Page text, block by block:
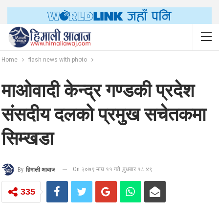
Home flash news with photo
माओवादी केन्द्र गण्डकी प्रदेश
संसदीय दलको प्रमुख सचेतकमा
सिम्खडा
By हिमाली आवाज On २०७९ माघ ११ गते ,बुधबार १८:४९
335